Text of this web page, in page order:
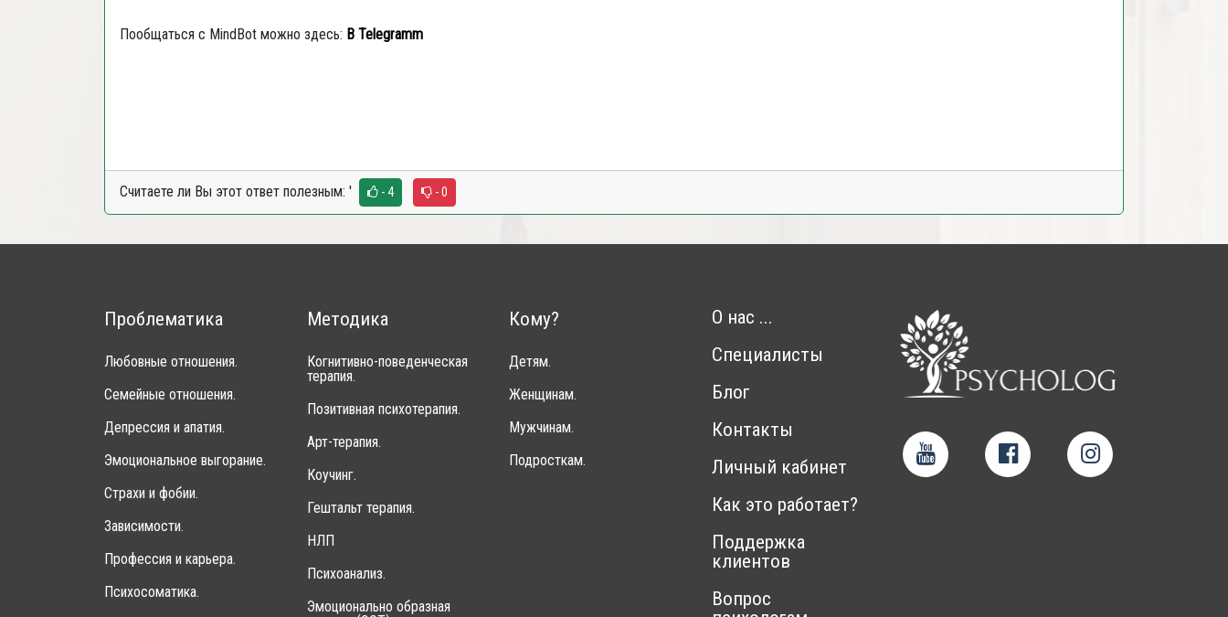
Пообщаться с MindBot можно здесь: В Telegramm
Считаете ли Вы этот ответ полезным: ' - 4 - 0
Проблематика
Любовные отношения.
Семейные отношения.
Депрессия и апатия.
Эмоциональное выгорание.
Страхи и фобии.
Зависимости.
Профессия и карьера.
Психосоматика.
Методика
Когнитивно-поведенческая
терапия.
Позитивная психотерапия.
Арт-терапия.
Коучинг.
Гештальт терапия.
НЛП
Психоанализ.
Эмоционально образная
Кому?
Детям.
Женщинам.
Мужчинам.
Подросткам.
О нас ...
Специалисты
Блог
Контакты
Личный кабинет
Как это работает?
Поддержка
клиентов
Вопрос